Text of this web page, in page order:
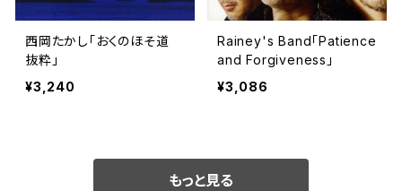
西岡たかし「おくのほそ道
抜粋」
¥3,240
Rainey's Band「Patience
and Forgiveness」
¥3,086
もっと見る